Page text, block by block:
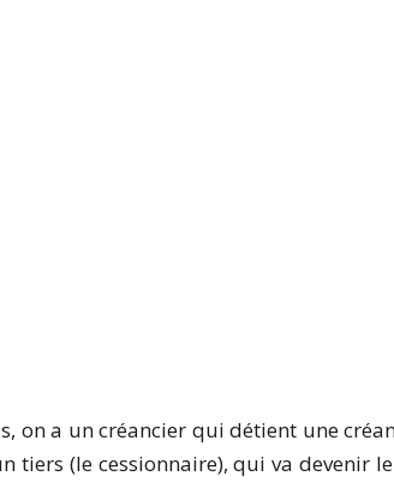
on a un créancier qui détient une
tiers (le cessionnaire), qui va devenir